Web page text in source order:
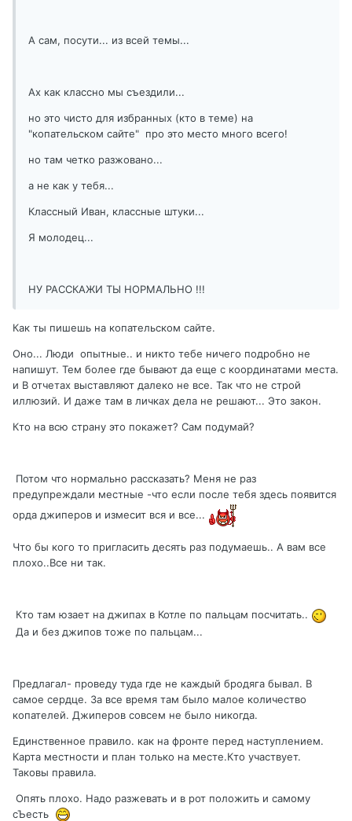
А сам, посути... из всей темы...
Ах как классно мы съездили...
но это чисто для избранных (кто в теме) на
"копательском сайте" про это место много всего!
но там четко разжовано...
а не как у тебя...
Классный Иван, классные штуки...
Я молодец...
НУ РАССКАЖИ ТЫ НОРМАЛЬНО !!!
Как ты пишешь на копательском сайте.
Оно... Люди опытные.. и никто тебе ничего подробно не
напишут. Тем более где бывают да еще с координатами места.
и В отчетах выставляют далеко не все. Так что не строй
иллюзий. И даже там в личках дела не решают... Это закон.
Кто на всю страну это покажет? Сам подумай?
Потом что нормально рассказать? Меня не раз
предупреждали местные -что если после тебя здесь появится
орда джиперов и измесит вся и все...
Что бы кого то пригласить десять раз подумаешь.. А вам все
плохо..Все ни так.
Кто там юзает на джипах в Котле по пальцам посчитать..
Да и без джипов тоже по пальцам...
Предлагал- проведу туда где не каждый бродяга бывал. В
самое сердце. За все время там было малое количество
копателей. Джиперов совсем не было никогда.
Единственное правило. как на фронте перед наступлением.
Карта местности и план только на месте.Кто участвует.
Таковы правила.
Опять плохо. Надо разжевать и в рот положить и самому
сЪесть